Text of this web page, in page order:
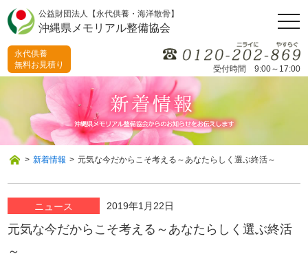
公益財団法人【永代供養・海洋散骨】
沖縄県メモリアル整備協会
受付時間 9:00～17:00
永代供養
無料お見積り
> 新着情報 > 元気な今だからこそ考える～あなたらしく選ぶ終活～
ニュース 2019年1月22日
元気な今だからこそ考える～あなたらしく選ぶ終活
～